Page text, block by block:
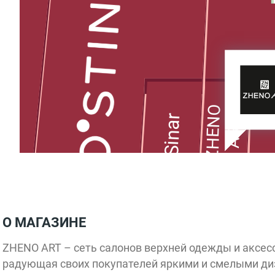
Sinar ZHENOART
Chester EKONIKA
GQ
О МАГАЗИНЕ
ZHENO ART – сеть салонов верхней одежды и
радующая своих покупателей яркими и смелыми